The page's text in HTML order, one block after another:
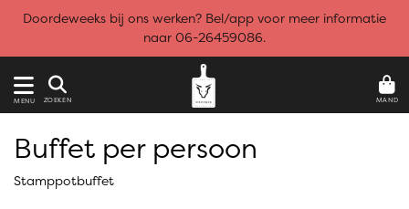
Doordeweeks bij ons werken? Bel/app voor meer informatie
naar 06-26459086.
MENU ZOEKEN MAND
Buffet per persoon
Stamppotbuffet